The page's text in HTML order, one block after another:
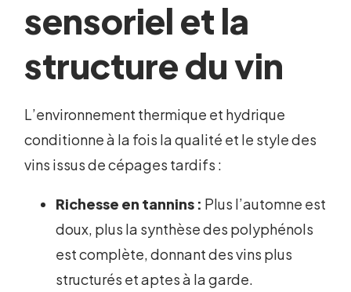
sensoriel et la
structure du vin
L’environnement thermique et hydrique
conditionne à la fois la qualité et le style des
vins issus de cépages tardifs :
Richesse en tannins : Plus l’automne est
doux, plus la synthèse des polyphénols
est complète, donnant des vins plus
structurés et aptes à la garde.